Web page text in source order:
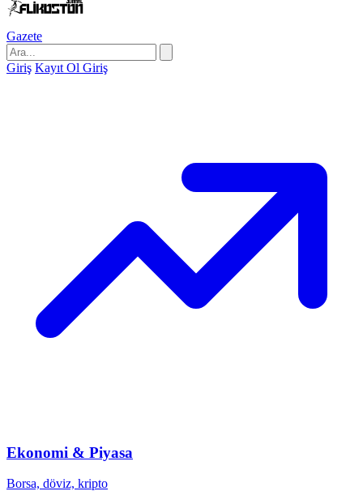
Gazete
Giriş Kayıt Ol Giriş
Ekonomi & Piyasa
Borsa, döviz, kripto